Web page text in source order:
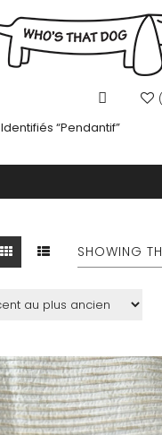
(
“pendantif”
SHOWING